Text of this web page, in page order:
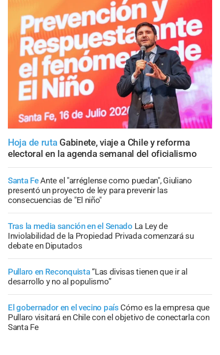
Hoja de ruta Gabinete, viaje a Chile y reforma
electoral en la agenda semanal del oficialismo
Santa FeAnte el "arréglense como puedan", Giuliano
presentó un proyecto de ley para prevenir las
consecuencias de "El niño"
Tras la media sanción en el Senado La Ley de
Inviolabilidad de la Propiedad Privada comenzará su
debate en Diputados
Pullaro en Reconquista“Las divisas tienen que ir al
desarrollo y no al populismo”
El gobernador en el vecino país Cómo es la empresa que
Pullaro visitará en Chile con el objetivo de conectarla con
Santa Fe